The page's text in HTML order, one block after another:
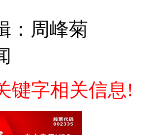
：周峰菊
键字相关信息!